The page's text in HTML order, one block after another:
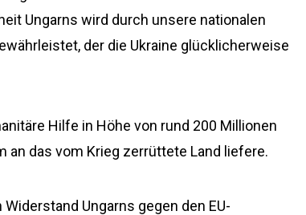
Ungarns wird durch unsere nationalen
der die Ukraine glücklicherweise
Hilfe in Höhe von rund 200 Millionen
an das vom Krieg zerrüttete Land liefere.
Ungarns gegen den EU-